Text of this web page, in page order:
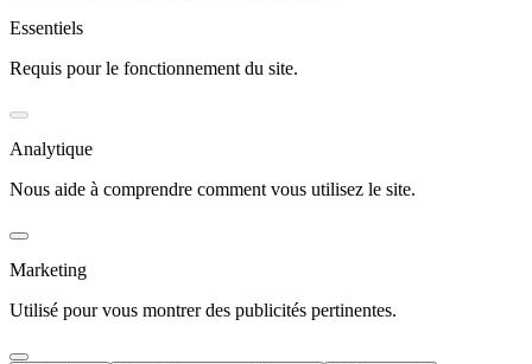
Essentiels
Requis pour le fonctionnement du site.
Analytique
Nous aide à comprendre comment vous utilisez le site.
Marketing
Utilisé pour vous montrer des publicités pertinentes.